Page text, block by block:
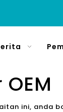
ini, anda